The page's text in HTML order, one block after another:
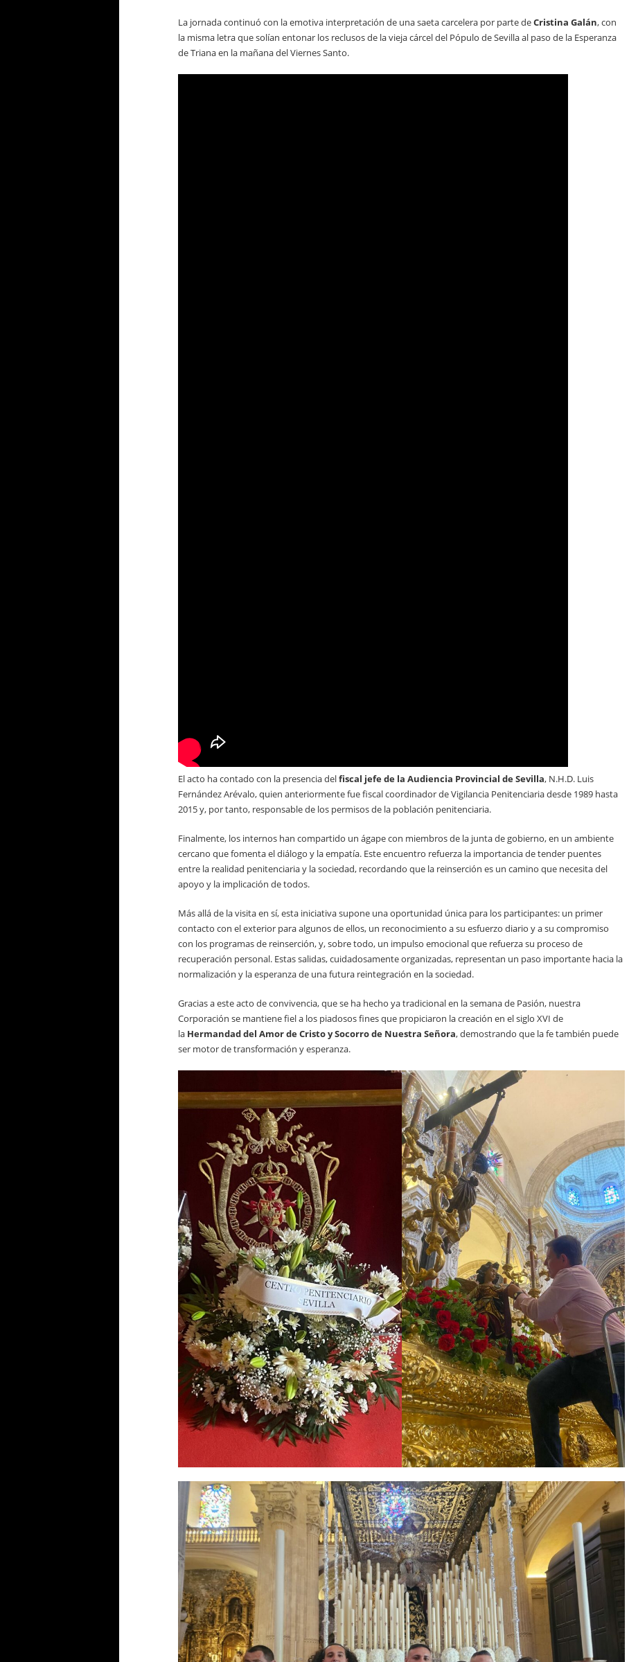
La jornada continuó con la emotiva interpretación de una saeta carcelera por parte deCristina Galán, con
la misma letra que solían entonar los reclusos de la vieja cárcel del Pópulo de Sevilla al paso de la Esperanza
de Triana en la mañana del Viernes Santo.
El acto ha contado con la presencia delfiscal jefe de la Audiencia Provincial de Sevilla, N.H.D. Luis
Fernández Arévalo, quien anteriormente fue fiscal coordinador de Vigilancia Penitenciaria desde 1989 hasta
2015 y, por tanto, responsable de los permisos de la población penitenciaria.
Finalmente, los internos han compartido un ágape con miembros de la junta de gobierno, en un ambiente
cercano que fomenta el diálogo y la empatía. Este encuentro refuerza la importancia de tender puentes
entre la realidad penitenciaria y la sociedad, recordando que la reinserción es un camino que necesita del
apoyo y la implicación de todos.
Más allá de la visita en sí, esta iniciativa supone una oportunidad única para los participantes: un primer
contacto con el exterior para algunos de ellos, un reconocimiento a su esfuerzo diario y a su compromiso
con los programas de reinserción, y, sobre todo, un impulso emocional que refuerza su proceso de
recuperación personal. Estas salidas, cuidadosamente organizadas, representan un paso importante hacia la
normalización y la esperanza de una futura reintegración en la sociedad.
Gracias a este acto de convivencia, que se ha hecho ya tradicional en la semana de Pasión, nuestra
Corporación se mantiene fiel a los piadosos fines que propiciaron la creación en el siglo XVI de
la Hermandad del Amor de Cristo y Socorro de Nuestra Señora, demostrando que la fe también puede
ser motor de transformación y esperanza.